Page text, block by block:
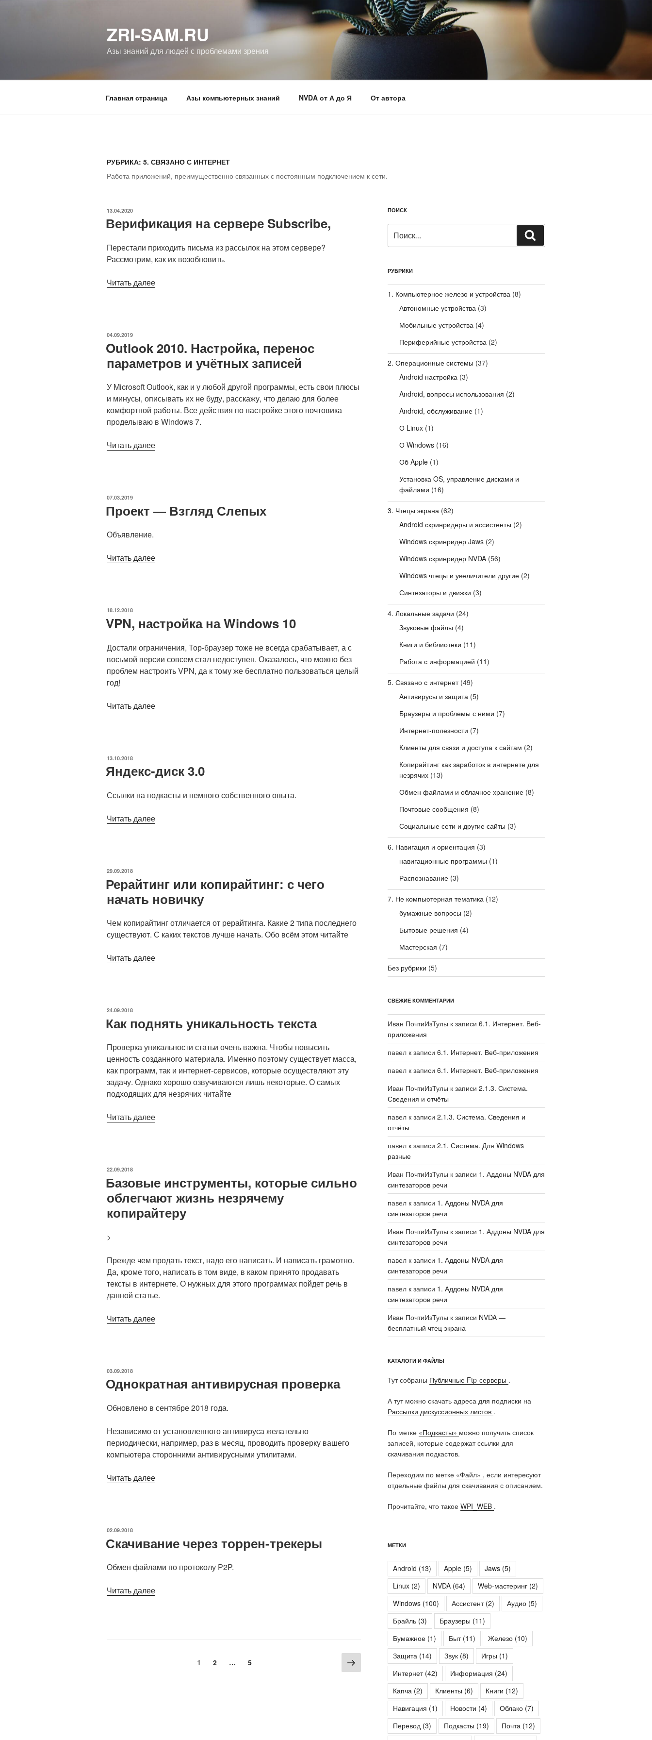
ZRI-SAM.RU
Азы знаний для людей с проблемами зрения
Главная страница Азы компьютерных знаний NVDA от А до Я От автора
РУБРИКА: 5. СВЯЗАНО С ИНТЕРНЕТ
Работа приложений, преимущественно связанных с постоянным подключением к сети.
ОПУБЛИКОВАНО
13.04.2020
Верификация на сервере Subscribe,
Перестали приходить письма из рассылок на этом сервере?
Рассмотрим, как их возобновить.
Читать далее«Верификация
ОПУБЛИКОВАНО
04.09.2019
Outlook 2010. Настройка, перенос
параметров и учётных записей
У Microsoft Outlook, как и у любой другой программы, есть свои плюсы
и минусы, описывать их не буду, расскажу, что делаю для более
комфортной работы. Все действия по настройке этого почтовика
проделываю в Windows 7.
Читать далее«Outlook
учётных
ОПУБЛИКОВАНО
07.03.2019
Проект — Взгляд Слепых
Объявление.
Читать далее«Проект
ОПУБЛИКОВАНО
18.12.2018
VPN, настройка на Windows 10
Достали ограничения, Тор-браузер тоже не всегда срабатывает, а с
восьмой версии совсем стал недоступен. Оказалось, что можно без
проблем настроить VPN, да к тому же бесплатно пользоваться целый
год!
Читать далее«VPN,
ОПУБЛИКОВАНО
13.10.2018
Яндекс-диск 3.0
Ссылки на подкасты и немного собственного опыта.
Читать далее«Яндекс-
ОПУБЛИКОВАНО
29.09.2018
Рерайтинг или копирайтинг: с чего
начать новичку
Чем копирайтинг отличается от рерайтинга. Какие 2 типа последнего
существуют. С каких текстов лучше начать. Обо всём этом читайте
Читать далее«Рерайтинг
новичку»
ОПУБЛИКОВАНО
24.09.2018
Как поднять уникальность текста
Проверка уникальности статьи очень важна. Чтобы повысить
ценность созданного материала. Именно поэтому существует масса,
как программ, так и интернет-сервисов, которые осуществляют эту
задачу. Однако хорошо озвучиваются лишь некоторые. О самых
подходящих для незрячих читайте
Читать далее«Как
ОПУБЛИКОВАНО
22.09.2018
Базовые инструменты, которые сильно
облегчают жизнь незрячему
копирайтеру
>
Прежде чем продать текст, надо его написать. И написать грамотно.
Да, кроме того, написать в том виде, в каком принято продавать
тексты в интернете. О нужных для этого программах пойдет речь в
данной статье.
Читать далее«Базовые
незрячему
ОПУБЛИКОВАНО
03.09.2018
Однократная антивирусная проверка
Обновлено в сентябре 2018 года.
Независимо от установленного антивируса желательно
периодически, например, раз в месяц, проводить проверку вашего
компьютера сторонними антивирусными утилитами.
Читать далее«Однократная
ОПУБЛИКОВАНО
02.09.2018
Скачивание через торрен-трекеры
Обмен файлами по протоколу P2P.
Читать далее«Скачивание
Страница
1 Страница
2 … Страница
5 Следующая
страница
ПОИСК
РУБРИКИ
1. Компьютерное железо и устройства (8)
Автономные устройства (3)
Мобильные устройства (4)
Периферийные устройства (2)
2. Операционные системы (37)
Android настройка (3)
Android, вопросы использования (2)
Android, обслуживание(1)
О Linux(1)
О Windows(16)
Об Apple(1)
Установка OS, управление дисками и
файлами (16)
3. Чтецы экрана (62)
Android скринридеры и ассистенты (2)
Windows скринридер Jaws(2)
Windows скринридер NVDA(56)
Windows чтецы и увеличители другие(2)
Синтезаторы и движки (3)
4. Локальные задачи (24)
Звуковые файлы (4)
Книги и библиотеки (11)
Работа с информацией (11)
5. Связано с интернет(49)
Антивирусы и защита (5)
Браузеры и проблемы с ними (7)
Интернет-полезности (7)
Клиенты для связи и доступа к сайтам (2)
Копирайтинг как заработок в интернете для
незрячих(13)
Обмен файлами и облачное хранение(8)
Почтовые сообщения (8)
Социальные сети и другие сайты (3)
6. Навигация и ориентация (3)
навигационные программы (1)
Распознавание(3)
7. Не компьютерная тематика (12)
бумажные вопросы (2)
Бытовые решения (4)
Мастерская (7)
Без рубрики (5)
СВЕЖИЕ КОММЕНТАРИИ
Иван ПочтиИзТулы к записи 6.1. Интернет. Веб-
приложения
павелк записи 6.1. Интернет. Веб-приложения
павелк записи 6.1. Интернет. Веб-приложения
Иван ПочтиИзТулы к записи 2.1.3. Система.
Сведения и отчёты
павелк записи 2.1.3. Система. Сведения и
отчёты
павелк записи 2.1. Система. Для Windows
разные
Иван ПочтиИзТулы к записи 1. Аддоны NVDA для
синтезаторов речи
павелк записи 1. Аддоны NVDA для
синтезаторов речи
Иван ПочтиИзТулы к записи 1. Аддоны NVDA для
синтезаторов речи
павелк записи 1. Аддоны NVDA для
синтезаторов речи
павелк записи 1. Аддоны NVDA для
синтезаторов речи
Иван ПочтиИзТулы к записи NVDA —
бесплатный чтец экрана
КАТАЛОГИ И ФАЙЛЫ
Тут собраны Публичные Ftp-серверы .
А тут можно скачать адреса для подписки на
Рассылки дискуссионных листов .
По метке «Подкасты» можно получить список
записей, которые содержат ссылки для
скачивания подкастов.
Переходим по метке «Файл» , если интересуют
отдельные файлы для скачивания с описанием.
Прочитайте, что такое WPI_WEB .
МЕТКИ
Android (13) Apple(5) Jaws(5)
Linux(2) NVDA(64) Web-мастеринг(2)
Windows(100) Ассистент(2) Аудио(5)
Брайль(3) Браузеры (11)
Бумажное(1) Быт(11) Железо(10)
Защита (14) Звук(8) Игры (1)
Интернет(42) Информация (24)
Капча (2) Клиенты (6) Книги (12)
Навигация (1) Новости (4) Облако(7)
Перевод (3) Подкасты (19) Почта (12)